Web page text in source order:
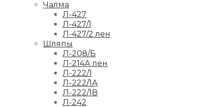
Чалма
Л-427
Л-427/1
Л-427/2 лен
Шляпы
Л-208/Б
Л-214А лен
Л-222/1
Л-222/1А
Л-222/1В
Л-242